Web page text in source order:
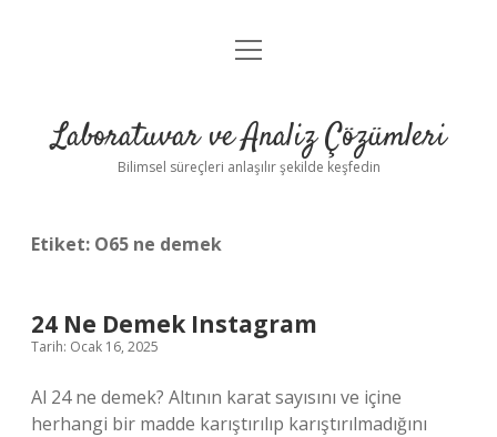
Anasayfa
Yasal Uyarı
menüyü
Laboratuvar ve Analiz Çözümleri
Bilimsel süreçleri anlaşılır şekilde keşfedin
Etiket: O65 ne demek
24 Ne Demek Instagram
Tarih: Ocak 16, 2025
Al 24 ne demek? Altının karat sayısını ve içine
herhangi bir madde karıştırılıp karıştırılmadığını